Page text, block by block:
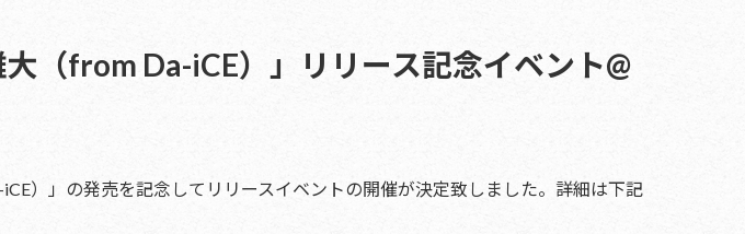
（from Da-iCE）」リリース記念イベント@
）」の発売を記念してリリースイベントの開催が決定致しました。詳細は下記